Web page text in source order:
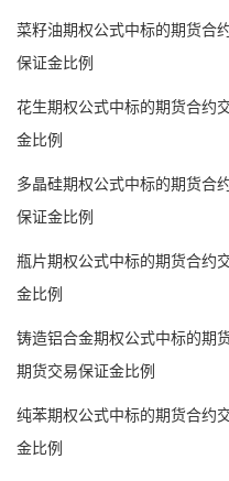
菜籽油期权公式中标的期货合
保证金比例
花生期权公式中标的期货合约
金比例
多晶硅期权公式中标的期货合
保证金比例
瓶片期权公式中标的期货合约
金比例
铸造铝合金期权公式中标的期
期货交易保证金比例
纯苯期权公式中标的期货合约
金比例